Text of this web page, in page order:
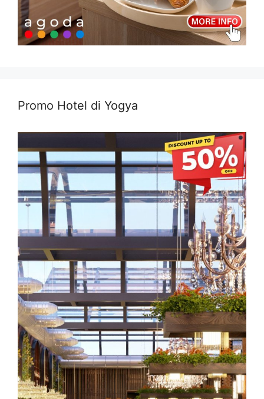
Promo Hotel di Yogya